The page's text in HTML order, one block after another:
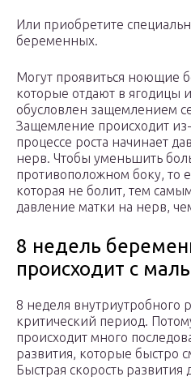
Или приобретите
беременных.
Могут проявиться ноющие
которые отдают в ягодицы
обусловлен защемлением
Защемление происходит из-
процессе роста начинает
нерв. Чтобы уменьшить
противоположном боку, то
которая не болит, тем
давление матки на нерв,
8 недель
происходит с
8 неделя внутриутробного
критический период.
происходит много
развития, которые быстро
Быстрая скорость